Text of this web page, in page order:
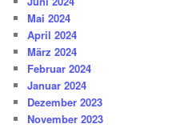
Mai 2024
April 2024
März 2024
Februar 2024
Januar 2024
Dezember 2023
November 2023